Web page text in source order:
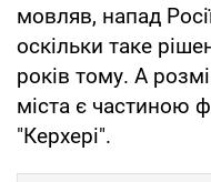
мовляв, напад
оскільки таке
років тому. А
міста є частиною
"Керхері".